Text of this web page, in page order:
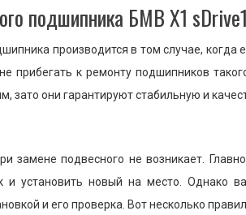
подшипника БМВ Х1
производится в том случае,
прибегать к ремонту подшипников
зато они гарантируют стабильную и
замене подвесного не возникает.
и установить новый на место. Однако
и его проверка. Вот несколько